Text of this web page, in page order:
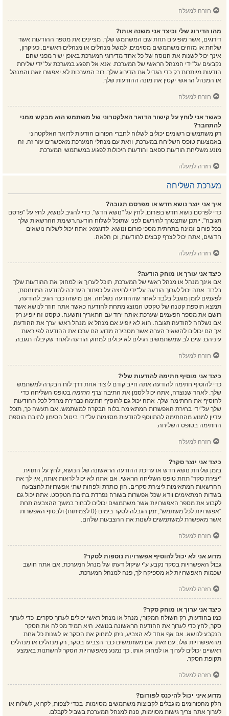
חזרה למעלה
מהו הדירוג שלי וכיצד אני משנה אותו?
דירוגים, אשר מופיעים תחת שם המשתמש שלך, מציינים את מספר ההודעות אשר
שלחת או מזהים משתמשים מסוימים, למשל מנהלים או מנהלים ראשיים. כעיקרון,
אינך יכול לשנות את הנוסח של כל אחד מדירוגי המערכת באופן ישיר מפני שהם
נקבעים על־ידי המנהל הראשי של המערכת. אנא אל תפגע במערכת על־ידי שליחת
הודעות מיותרות רק כדי הגדיל את הדירוג שלך. רוב המערכות לא יאפשרו זאת והמנהל
או המנהל הראשי יקטין את מונה ההודעות שלך.
חזרה למעלה
כאשר אני לוחץ על קישור הדואר האלקטרוני של משתמש הוא מבקש ממני
להתחבר?
רק משתמשים רשומים יכולים לשלוח לחברי הפורום הודעות לדואר האלקטרוני
באמצעות טופס השליחה במערכת, וזאת עם מנהלי המערכת מאפשרים עזר זה. זה
מונע משליחת הודעות ספאם והודעות היכולות לפגוע במשתמשי המערכת.
חזרה למעלה
מערכת השליחה
איך אני יוצר נושא חדש או מפרסם תגובה?
כדי לפרסם נושא חדש בפורום, לחץ על "נושא חדש". כדי להגיב לנושא, לחץ על "פרסם
תגובה". ייתכן שתצטרך להירשם לפני שתוכל לשלוח הודעה.רשימת ההרשאות שלך
בכל פורום זמינה בתחתית מסכי פורום ונושא. לדוגמא: אתה יכול לשלוח נושאים
חדשים, אתה יכול לצרף קבצים להודעות, וכן הלאה.
חזרה למעלה
כיצד אני עורך או מוחק הודעה?
אם אינך מנהל או מנהל ראשי של המערכת, תוכל לערוך או למחוק את ההודעות שלך
בלבד. אתה יכול לערוך הודעה על־ידי לחיצה על כפתור העריכה להודעה המיוחסת,
לפעמים לזמן מוגבל בלבד לאחר שההודעה נשלחה. אם מישהו כבר הגיב להודעה,
תמצא תוספת קטנה של טקסט המוצג מתחת להודעה כאשר אתה חוזר לנושא אשר
רושם את מספר הפעמים שערכת אותה יחד עם התאריך והשעה. טקסט זה יופיע רק
אם נשלחה להודעה תגובה. הוא לא יופיע אם מנהל או מנהל ראשי ערך את ההודעה,
אך הם יכולים להשאיר הערה אשר מסבירה מדוע הם ערכו את ההודעה לפי ראות
עיניהם. שים לב שמשתמשים רגילים לא יכולים למחוק הודעה לאחר שקיבלה תגובה.
חזרה למעלה
כיצד אני מוסיף חתימה להודעות שלי?
כדי להוסיף חתימה להודעה אתה חייב קודם ליצור אחת דרך לוח הבקרה למשתמש
שלך. לאחר שנוצרה, אתה יכול לסמן את התיבה צרף חתימה בטופס השליחה כדי
להוסיף את החתימה שלך. אתה יכול גם להוסיף חתימה כברירת מחדל לכל ההודעות
שלך על־ידי בחירת האפשרות המתאימה בלוח הבקרה למשתמש. אם תעשה כך, תוכל
עדיין למנוע מהחתימה להתווסף להודעות מסוימות על־ידי ביטול הסימון לתיבת הוספת
החתימה בטופס השליחה.
חזרה למעלה
כיצד אני יוצר סקר?
בזמן שליחת נושא חדש או עריכת ההודעה הראשונה של הנושא, לחץ על התווית
“יצירת סקר” תחת טופס השליחה הראשי. אם אתה לא יכול לראות אותה, אין לך את
ההרשאות המתאימות ליצירת סקרים. הזן כותרת ולפחות שתי אפשרויות להצבעה
בשדות המתאימים וודא שכל אפשרות בשורה נפרדת בתיבת הטקסט. אתה יכול גם
לקבוע את מספר האפשרויות אשר משתמשים יכולים לבחור במשך ההצבעה תחת
“אפשרויות לכל משתמש”, זמן הגבלה לסקר בימים (0 לצמיתות) ולבסוף האפשרות
אשר מאפשרת למשתמשים לשנות את ההצבעות שלהם.
חזרה למעלה
מדוע אני לא יכול להוסיף אפשרויות נוספות לסקר?
גבול האפשרויות בסקר נקבע ע"י שיקול דעתו של מנהל המערכת. אם אתה חושב
שכמות האפשרויות לא מספיקה לך, פנה למנהל המערכת.
חזרה למעלה
כיצד אני ערוך או מוחק סקר?
כמו בהודעות, רק השולח המקורי, מנהל או מנהל ראשי יכולים לערוך סקרים. כדי לערוך
סקר, לחץ כדי לערוך את ההודעה הראשונה בנושא. היא תמיד מכילה את הסקר
הנקבע לנושא. אם אף אחד לא הצביע, ניתן למחוק את הסקר או לשנות כל אחת
מהאפשרויות שלו. עם זאת, אם משתמשים כבר הצביעו בסקר, רק מנהלים או מנהלים
ראשיים יכולים לערוך או למחוק אותו. כך נמנע מאפשרויות הסקר להשתנות באמצע
תקופת הסקר.
חזרה למעלה
מדוע איני יכול להיכנס לפורום?
חלק מהפורומים מוגבלים לקבוצות משתמשים מסוימות. בכדי לצפות, לקרוא, לשלוח או
לערוך אתה צריך גישות מסוימות, פנה למנהל המערכת בשביל לקבלם.